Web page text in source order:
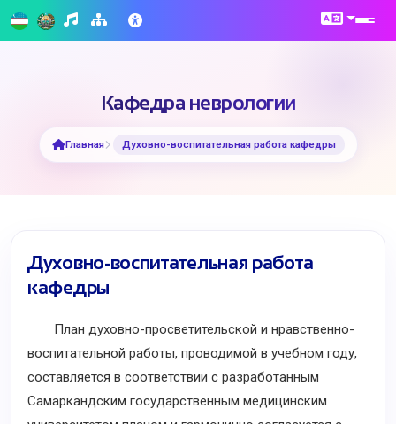
Кафедра неврологии
Главная Духовно-воспитательная работа кафедры
Духовно-воспитательная работа
кафедры
План духовно-просветительской и нравственно-
воспитательной работы, проводимой в учебном году,
составляется в соответствии с разработанным
Самаркандским государственным медицинским